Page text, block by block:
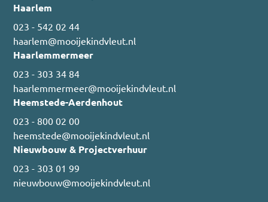
Haarlem
023 - 542 02 44
haarlem@mooijekindvleut.nl
Haarlemmermeer
023 - 303 34 84
haarlemmermeer@mooijekindvleut.nl
Heemstede-Aerdenhout
023 - 800 02 00
heemstede@mooijekindvleut.nl
Nieuwbouw & Projectverhuur
023 - 303 01 99
nieuwbouw@mooijekindvleut.nl